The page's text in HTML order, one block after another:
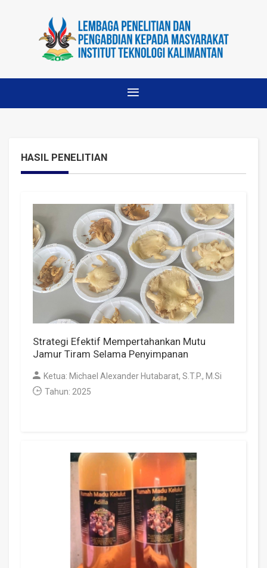
HASIL PENELITIAN
Strategi Efektif Mempertahankan Mutu
Jamur Tiram Selama Penyimpanan
Ketua: Michael Alexander Hutabarat, S.T.P., M.Si
Tahun: 2025